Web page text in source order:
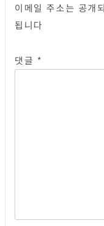
이메일 주소는 공개
됩니다
댓글 *